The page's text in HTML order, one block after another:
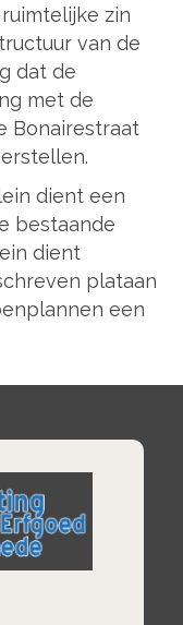
zin
van de
dat de
met de
Bonairestraat
dient een
bestaande
dient
plataan
een